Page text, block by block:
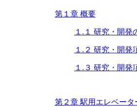
第１章 概要
１.１ 研究・開発
１.２ 研究・開発
１.３ 研究・開発
第２章 駅用エレベー